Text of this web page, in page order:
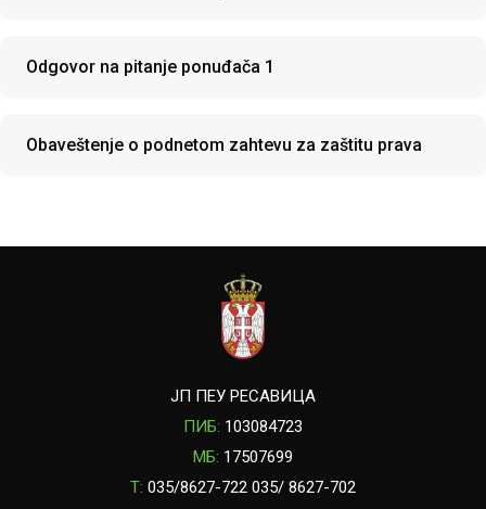
Odgovor na pitanje ponuđača 1
Obaveštenje o podnetom zahtevu za zaštitu prava
ЈП ПЕУ РЕСАВИЦА
ПИБ: 103084723
МБ: 17507699
T: 035/8627-722 035/ 8627-702